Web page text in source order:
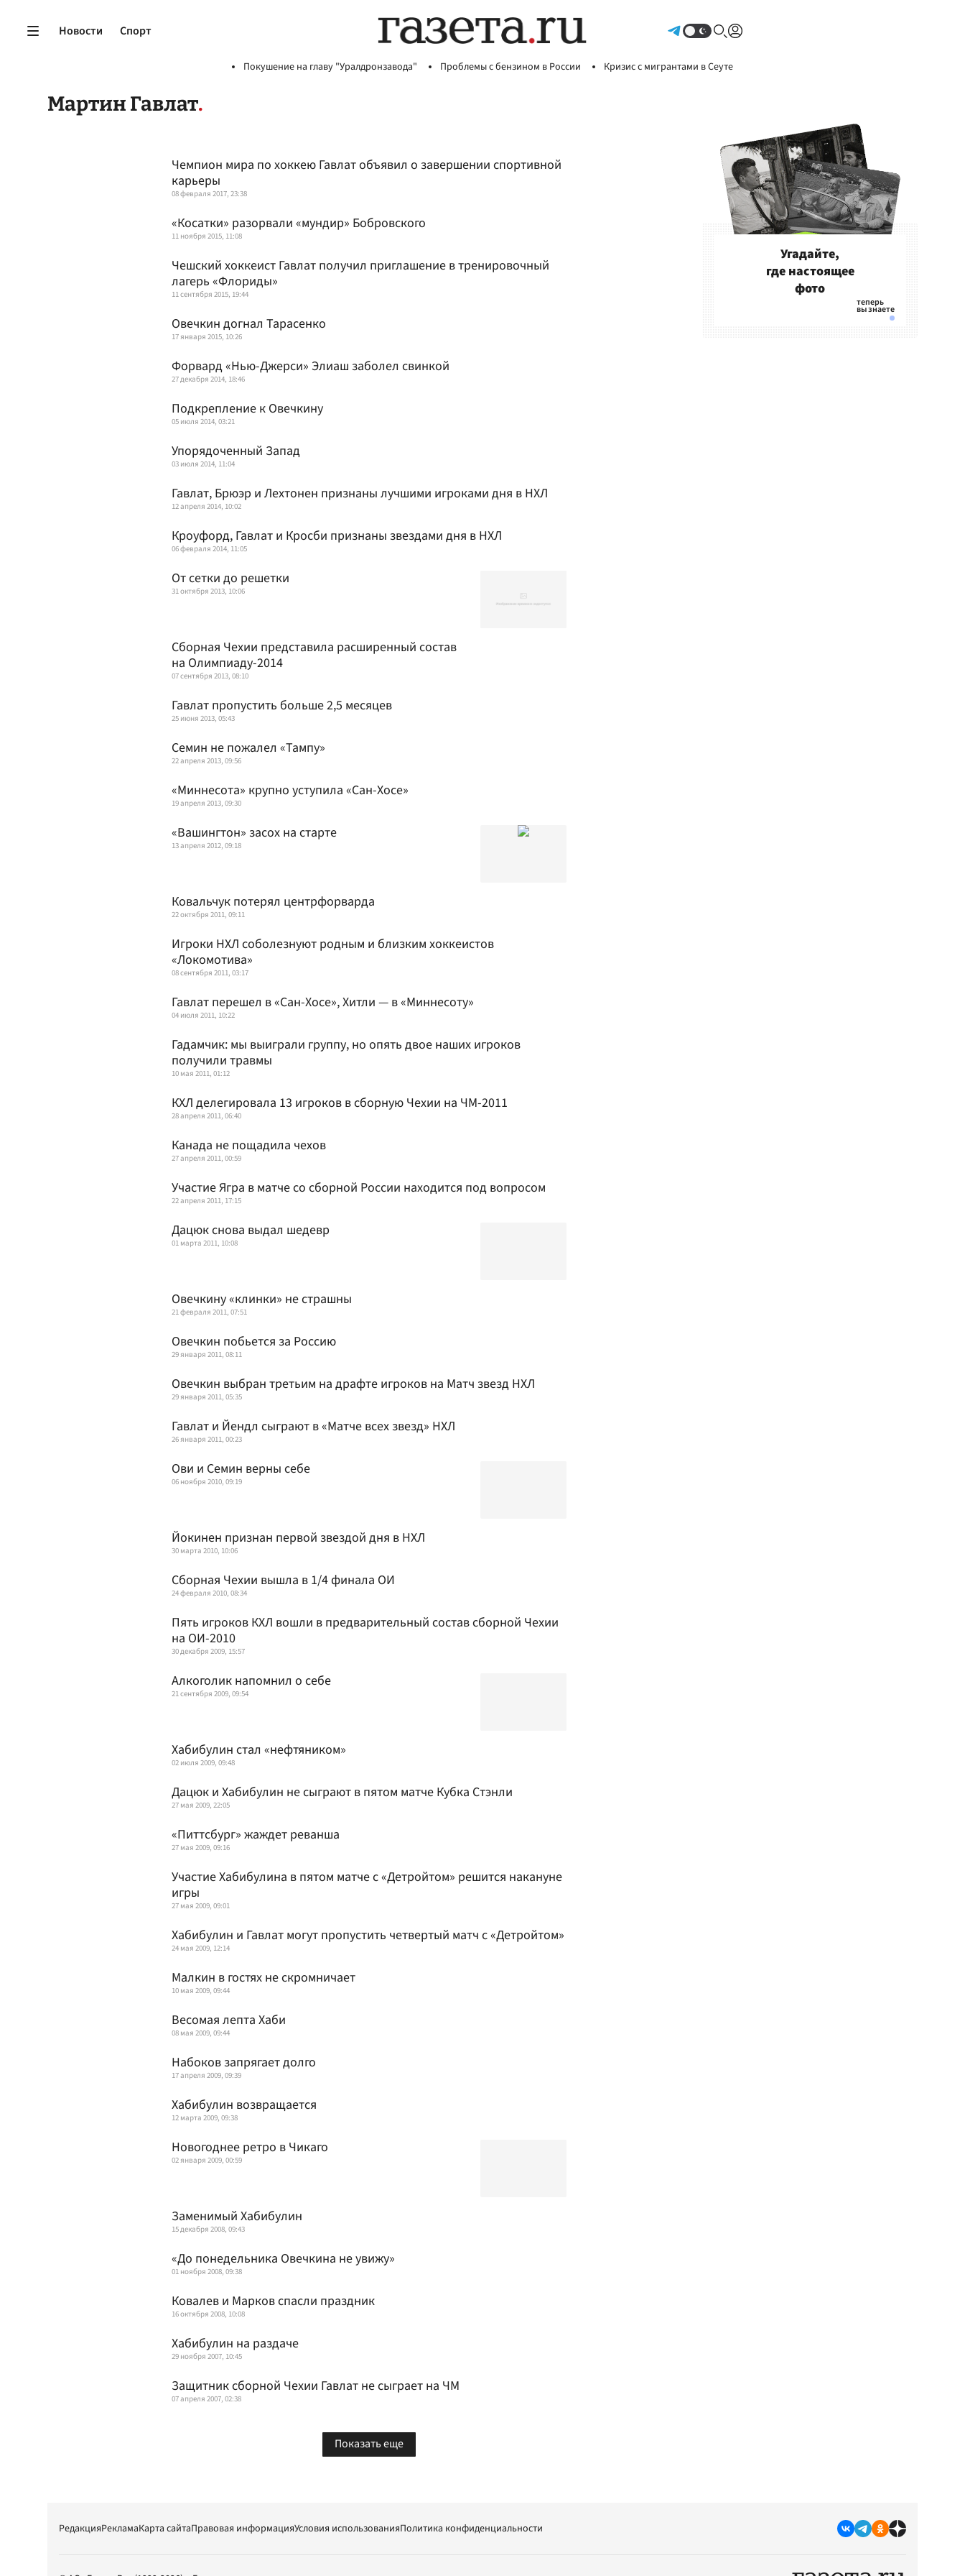
Новости Спорт
Покушение на главу "Уралдронзавода" Проблемы с бензином в России Кризис с мигрантами в Сеуте
Мартин Гавлат
Чемпион мира по хоккею Гавлат объявил о завершении спортивной
карьеры
08 февраля 2017, 23:38
«Косатки» разорвали «мундир» Бобровского
11 ноября 2015, 11:08
Чешский хоккеист Гавлат получил приглашение в тренировочный
лагерь «Флориды»
11 сентября 2015, 19:44
Овечкин догнал Тарасенко
17 января 2015, 10:26
Форвард «Нью-Джерси» Элиаш заболел свинкой
27 декабря 2014, 18:46
Подкрепление к Овечкину
05 июля 2014, 03:21
Упорядоченный Запад
03 июля 2014, 11:04
Гавлат, Брюэр и Лехтонен признаны лучшими игроками дня в НХЛ
12 апреля 2014, 10:02
Кроуфорд, Гавлат и Кросби признаны звездами дня в НХЛ
06 февраля 2014, 11:05
От сетки до решетки
31 октября 2013, 10:06
Сборная Чехии представила расширенный состав
на Олимпиаду-2014
07 сентября 2013, 08:10
Гавлат пропустить больше 2,5 месяцев
25 июня 2013, 05:43
Семин не пожалел «Тампу»
22 апреля 2013, 09:56
«Миннесота» крупно уступила «Сан-Хосе»
19 апреля 2013, 09:30
«Вашингтон» засох на старте
13 апреля 2012, 09:18
Ковальчук потерял центрфорварда
22 октября 2011, 09:11
Игроки НХЛ соболезнуют родным и близким хоккеистов
«Локомотива»
08 сентября 2011, 03:17
Гавлат перешел в «Сан-Хосе», Хитли — в «Миннесоту»
04 июля 2011, 10:22
Гадамчик: мы выиграли группу, но опять двое наших игроков
получили травмы
10 мая 2011, 01:12
КХЛ делегировала 13 игроков в сборную Чехии на ЧМ-2011
28 апреля 2011, 06:40
Канада не пощадила чехов
27 апреля 2011, 00:59
Участие Ягра в матче со сборной России находится под вопросом
22 апреля 2011, 17:15
Дацюк снова выдал шедевр
01 марта 2011, 10:08
Овечкину «клинки» не страшны
21 февраля 2011, 07:51
Овечкин побьется за Россию
29 января 2011, 08:11
Овечкин выбран третьим на драфте игроков на Матч звезд НХЛ
29 января 2011, 05:35
Гавлат и Йендл сыграют в «Матче всех звезд» НХЛ
26 января 2011, 00:23
Ови и Семин верны себе
06 ноября 2010, 09:19
Йокинен признан первой звездой дня в НХЛ
30 марта 2010, 10:06
Сборная Чехии вышла в 1/4 финала ОИ
24 февраля 2010, 08:34
Пять игроков КХЛ вошли в предварительный состав сборной Чехии
на ОИ-2010
30 декабря 2009, 15:57
Алкоголик напомнил о себе
21 сентября 2009, 09:54
Хабибулин стал «нефтяником»
02 июля 2009, 09:48
Дацюк и Хабибулин не сыграют в пятом матче Кубка Стэнли
27 мая 2009, 22:05
«Питтсбург» жаждет реванша
27 мая 2009, 09:16
Участие Хабибулина в пятом матче с «Детройтом» решится накануне
игры
27 мая 2009, 09:01
Хабибулин и Гавлат могут пропустить четвертый матч с «Детройтом»
24 мая 2009, 12:14
Малкин в гостях не скромничает
10 мая 2009, 09:44
Весомая лепта Хаби
08 мая 2009, 09:44
Набоков запрягает долго
17 апреля 2009, 09:39
Хабибулин возвращается
12 марта 2009, 09:38
Новогоднее ретро в Чикаго
02 января 2009, 00:59
Заменимый Хабибулин
15 декабря 2008, 09:43
«До понедельника Овечкина не увижу»
01 ноября 2008, 09:38
Ковалев и Марков спасли праздник
16 октября 2008, 10:08
Хабибулин на раздаче
29 ноября 2007, 10:45
Защитник сборной Чехии Гавлат не сыграет на ЧМ
07 апреля 2007, 02:38
Показать еще
Угадайте,
где настоящее
фото
РедакцияРекламаКарта сайтаПравовая информацияУсловия использованияПолитика конфиденциальности